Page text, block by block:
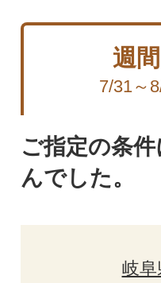
週間
7/31～
ご指定の条
んでした。
岐